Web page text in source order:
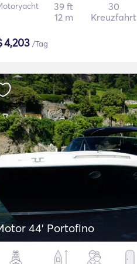
39 ft
12 m
30
Kreuzfahrt
4,203 /Tag
44' Portofino